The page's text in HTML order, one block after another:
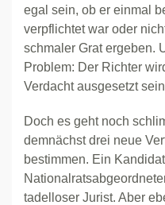
egal sein, ob er einmal
verpflichtet war oder
schmaler Grat ergeben.
Problem: Der Richter
Verdacht ausgesetzt
Doch es geht noch
demnächst drei neue
bestimmen. Ein
tadelloser Jurist. Aber